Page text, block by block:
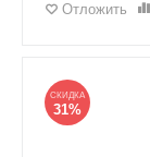
Отложить
СКИДКА
31%